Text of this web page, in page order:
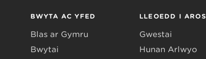
BWYTA AC YFED
Blas ar Gymru
Bwytai
LLEOEDD I AROS
Gwestai
Hunan Arlwyo